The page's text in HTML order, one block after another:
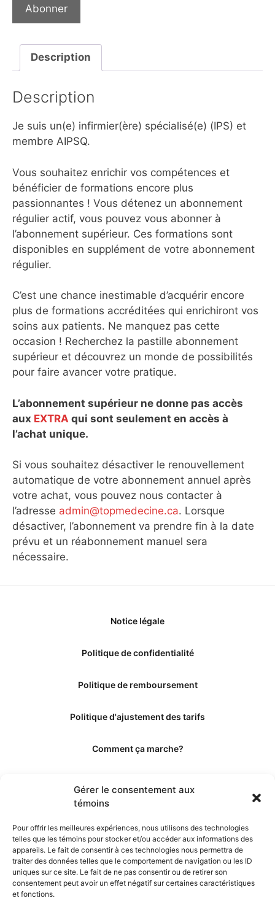
Gérer le consentement aux
témoins
Pour offrir les meilleures expériences, nous utilisons des technologies
telles que les témoins pour stocker et/ou accéder aux informations des
appareils. Le fait de consentir à ces technologies nous permettra de
traiter des données telles que le comportement de navigation ou les ID
uniques sur ce site. Le fait de ne pas consentir ou de retirer son
consentement peut avoir un effet négatif sur certaines caractéristiques
et fonctions.
Abonner
Description
Description
Je suis un(e) infirmier(ère) spécialisé(e) (IPS) et
membre AIPSQ.
Vous souhaitez enrichir vos compétences et
bénéficier de formations encore plus
passionnantes ! Vous détenez un abonnement
régulier actif, vous pouvez vous abonner à
l’abonnement supérieur. Ces formations sont
disponibles en supplément de votre abonnement
régulier.
C’est une chance inestimable d’acquérir encore
plus de formations accréditées qui enrichiront vos
soins aux patients. Ne manquez pas cette
occasion ! Recherchez la pastille abonnement
supérieur et découvrez un monde de possibilités
pour faire avancer votre pratique.
L’abonnement supérieur ne donne pas accès
aux EXTRA qui sont seulement en accès à
l’achat unique.
Si vous souhaitez désactiver le renouvellement
automatique de votre abonnement annuel après
votre achat, vous pouvez nous contacter à
l’adresse admin@topmedecine.ca. Lorsque
désactiver, l’abonnement va prendre fin à la date
prévu et un réabonnement manuel sera
nécessaire.
Notice légale
Politique de confidentialité
Politique de remboursement
Politique d'ajustement des tarifs
Comment ça marche?
Les éditeurs
Les experts et collaborateurs